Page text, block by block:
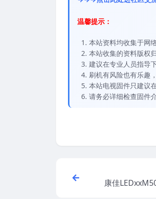
温馨提示：
本站资料均收集于网
本站收集的资料版权
建议在专业人员指导
刷机有风险也有乐趣
本站电视固件只建议
请务必详细检查固件
康佳